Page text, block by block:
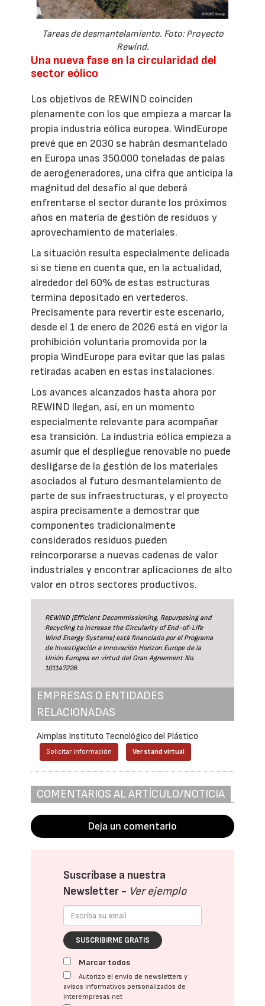
Tareas de desmantelamiento. Foto: Proyecto
Rewind.
Una nueva fase en la circularidad del
sector eólico
Los objetivos de REWIND coinciden
plenamente con los que empieza a marcar la
propia industria eólica europea. WindEurope
prevé que en 2030 se habrán desmantelado
en Europa unas 350.000 toneladas de palas
de aerogeneradores, una cifra que anticipa la
magnitud del desafío al que deberá
enfrentarse el sector durante los próximos
años en materia de gestión de residuos y
aprovechamiento de materiales.
La situación resulta especialmente delicada
si se tiene en cuenta que, en la actualidad,
alrededor del 60% de estas estructuras
termina depositado en vertederos.
Precisamente para revertir este escenario,
desde el 1 de enero de 2026 está en vigor la
prohibición voluntaria promovida por la
propia WindEurope para evitar que las palas
retiradas acaben en estas instalaciones.
Los avances alcanzados hasta ahora por
REWIND llegan, así, en un momento
especialmente relevante para acompañar
esa transición. La industria eólica empieza a
asumir que el despliegue renovable no puede
desligarse de la gestión de los materiales
asociados al futuro desmantelamiento de
parte de sus infraestructuras, y el proyecto
aspira precisamente a demostrar que
componentes tradicionalmente
considerados residuos pueden
reincorporarse a nuevas cadenas de valor
industriales y encontrar aplicaciones de alto
valor en otros sectores productivos.
REWIND (Efficient Decommissioning, Repurposing and
Recycling to Increase the Circularity of End-of-Life
Wind Energy Systems) está financiado por el Programa
de Investigación e Innovación Horizon Europe de la
Unión Europea en virtud del Gran Agreement No.
101147226.
EMPRESAS O ENTIDADES
RELACIONADAS
Aimplas Instituto Tecnológico del Plástico
Solicitar información Ver stand virtual
COMENTARIOS AL ARTÍCULO/NOTICIA
Deja un comentario
Suscríbase a nuestra
Newsletter - Ver ejemplo
SUSCRIBIRME GRATIS
Marcar todos
Autorizo el envío de newsletters y
avisos informativos personalizados de
interempresas.net